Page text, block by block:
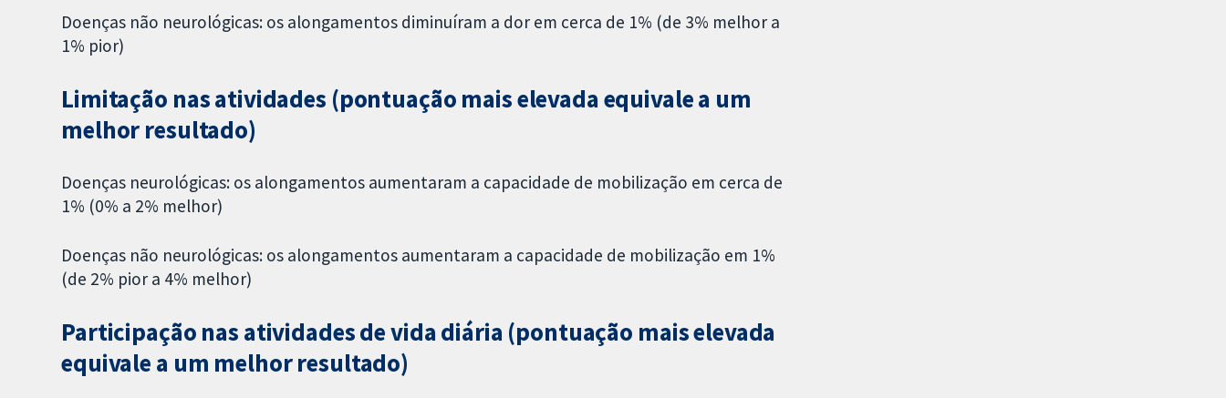
Doenças não neurológicas: os alongamentos diminuíram a dor em cerca de 1% (de 3% melhor a
1% pior)
Limitação nas atividades (pontuação mais elevada equivale a um
melhor resultado)
Doenças neurológicas: os alongamentos aumentaram a capacidade de mobilização em cerca de
1% (0% a 2% melhor)
Doenças não neurológicas: os alongamentos aumentaram a capacidade de mobilização em 1%
(de 2% pior a 4% melhor)
Participação nas atividades de vida diária (pontuação mais elevada
equivale a um melhor resultado)